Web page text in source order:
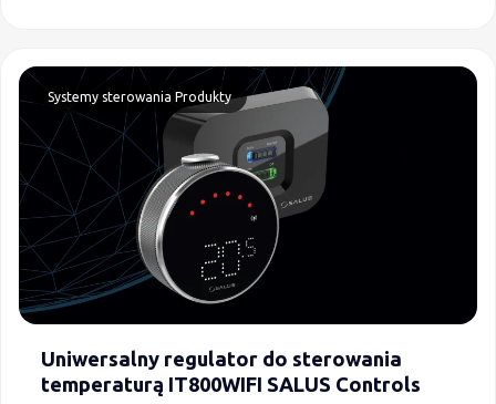
odpowiadający nowoczesnym trendom w aranżacji
wnętrz.
Systemy sterowania Produkty
Uniwersalny regulator do sterowania
temperaturą IT800WIFI SALUS Controls